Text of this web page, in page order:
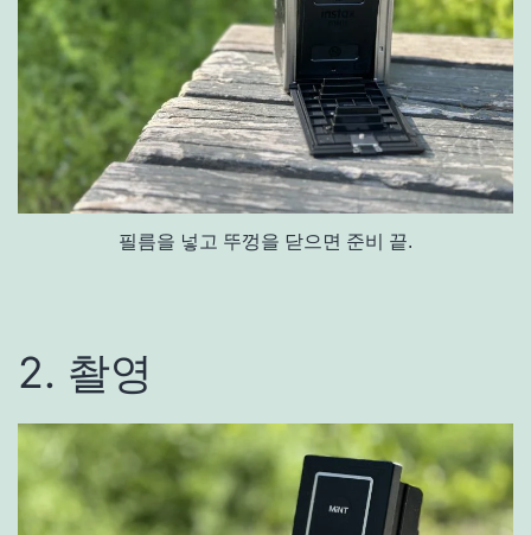
필름을 넣고 뚜껑을 닫으면 준비 끝.
2. 촬영